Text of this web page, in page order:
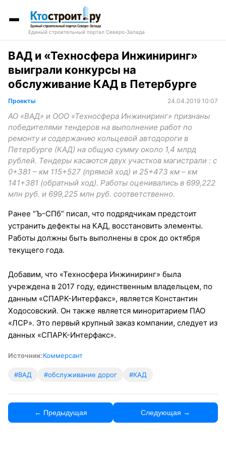
Единый строительный портал Северо-Запада
ВАД и «Техносфера Инжиниринг»
выиграли конкурсы на
обслуживание КАД в Петербурге
Проекты 24.04.2019 10:07
АО «ВАД» и ООО «Техносфера Инжиниринг» признаны
победителями тендеров на выполнение работ по
ремонту и содержанию кольцевой автодороги в
Петербурге (КАД) на общую сумму около 1,4 млрд
рублей. Тендеры касаются двух участков магистрали : с
0+381 – км 115+527 (прямой ход) и 25+473 км – км
141+381 (обратный ход). Работы оценивались в 699,222
млн руб. и 699,225 млн руб. соответственно.
Ранее “Ъ-СПб” писал, что подрядчикам предстоит
устранить дефекты на КАД, восстановить элементы.
Работы должны быть выполнены в срок до октября
текущего года.
Добавим, что «Техносфера Инжиниринг» была
учреждена в 2017 году, единственным владельцем, по
данным «СПАРК-Интерфакс», является Константин
Ходосовский. Он также является миноритарием ПАО
«ЛСР». Это первый крупный заказ компании, следует из
данных «СПАРК-Интерфакс».
Источник:Коммерсант
#ВАД #обслуживание дорог #КАД
← Предыдущая Следующая →